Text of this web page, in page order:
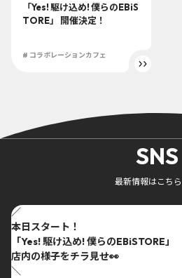
「Yes! 駆け込め! 僕らのEBiS
TORE」 開催決定！
# コラボレーションカフェ
SNS
最新情報はこち
／
本日スタート！
「Yes! 駆け込め! 僕らのEBiSTORE」
店内の様子をチラ見せ👀
＼